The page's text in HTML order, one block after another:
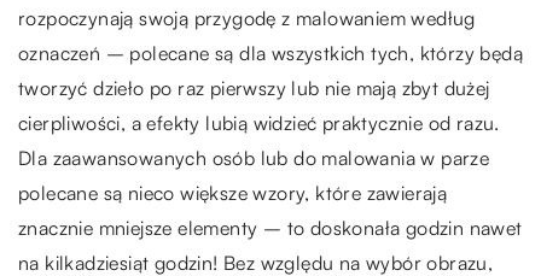
rozpoczynają swoją przygodę z malowaniem według
oznaczeń – polecane są dla wszystkich tych, którzy będą
tworzyć dzieło po raz pierwszy lub nie mają zbyt dużej
cierpliwości, a efekty lubią widzieć praktycznie od razu.
Dla zaawansowanych osób lub do malowania w parze
polecane są nieco większe wzory, które zawierają
znacznie mniejsze elementy – to doskonała godzin nawet
na kilkadziesiąt godzin! Bez względu na wybór obrazu,